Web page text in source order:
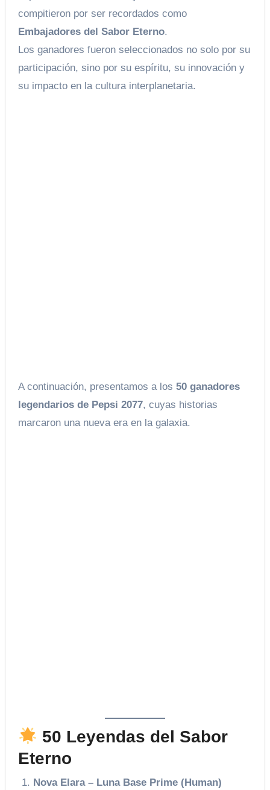
compitieron por ser recordados como
Embajadores del Sabor Eterno.
Los ganadores fueron seleccionados no solo por su
participación, sino por su espíritu, su innovación y
su impacto en la cultura interplanetaria.
A continuación, presentamos a los 50 ganadores
legendarios de Pepsi 2077, cuyas historias
marcaron una nueva era en la galaxia.
50 Leyendas del Sabor
Eterno
Nova Elara – Luna Base Prime (Human)